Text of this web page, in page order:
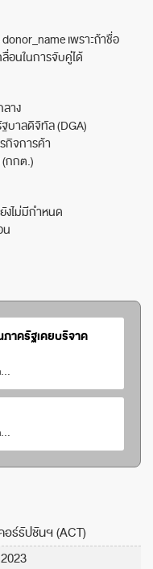
เพราะถ้าชื่อ
อนในการจับคู่ได้
าง
บาลดิจิทัล (DGA)
กิจการค้า
กกต.)
งไม่มีกำหนด
น
ครัฐเคยบริจาค
ร์รัปชันฯ (ACT)